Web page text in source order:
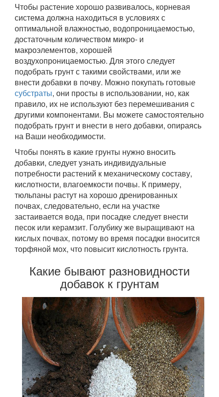
Чтобы растение хорошо развивалось, корневая
система должна находиться в условиях с
оптимальной влажностью, водопроницаемостью,
достаточным количеством микро- и
макроэлементов, хорошей
воздухопроницаемостью. Для этого следует
подобрать грунт с такими свойствами, или же
внести добавки в почву. Можно покупать готовые
субстраты, они просты в использовании, но, как
правило, их не используют без перемешивания с
другими компонентами. Вы можете самостоятельно
подобрать грунт и внести в него добавки, опираясь
на Ваши необходимости.
Чтобы понять в какие грунты нужно вносить
добавки, следует узнать индивидуальные
потребности растений к механическому составу,
кислотности, влагоемкости почвы. К примеру,
тюльпаны растут на хорошо дренированных
почвах, следовательно, если на участке
застаивается вода, при посадке следует внести
песок или керамзит. Голубику же выращивают на
кислых почвах, потому во время посадки вносится
торфяной мох, что повысит кислотность грунта.
Какие бывают разновидности
добавок к грунтам